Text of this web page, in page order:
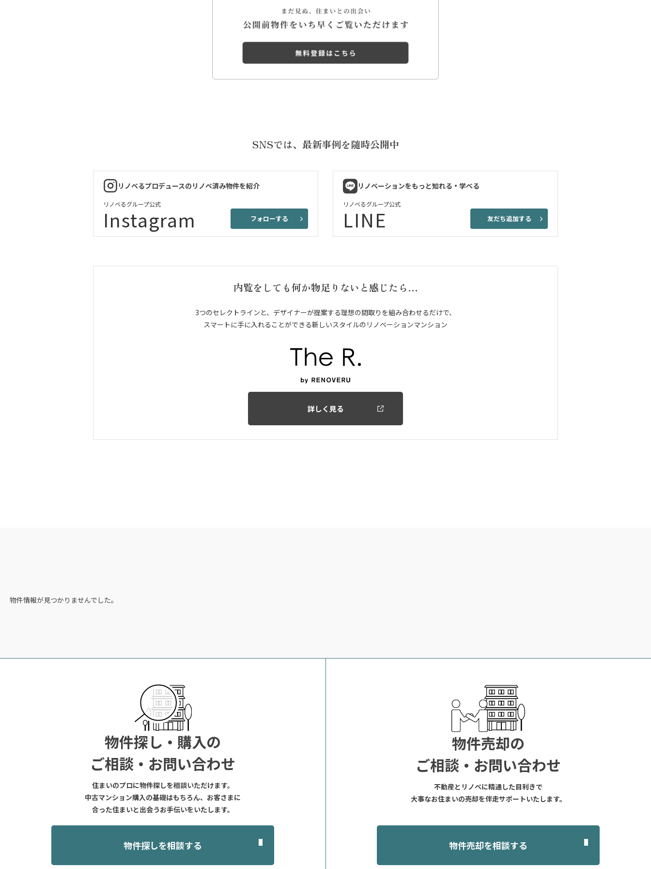
SNSでは、 最新事例を随時公開中
リノベるプロデュースのリノベ済み物件を紹介
リノベるグループ公式
Instagram フォローする
リノベーションをもっと知れる・学べる
リノベるグループ公式
LINE 友だち追加する
内覧をしても何か物足りないと感じたら…
3つのセレクトラインと、デザイナーが提案する理想の間取りを組み合わせるだけで、
スマートに手に入れることができる新しいスタイルのリノベーションマンション
詳しく見る
物件情報が見つかりませんでした。
物件探し・購入の
ご相談・お問い合わせ
住まいのプロに物件探しを相談いただけます。
中古マンション購入の基礎はもちろん、お客さまに
合った住まいと出会うお手伝いをいたします。
物件探しを相談する
物件売却の
ご相談・お問い合わせ
不動産とリノベに精通した目利きで
大事なお住まいの売却を伴走サポートいたします。
物件売却を相談する